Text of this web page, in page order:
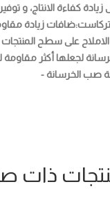
كفاءة الانتاج، و
:ضافات زيادة
على سطح المنتجات
لجعلها أكثر مقاومة
صب الخرسانة -
ذات